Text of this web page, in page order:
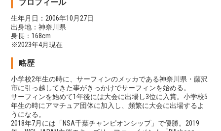
プロフィール
生年月日：2006年10月27日
出身地：神奈川県
身長：168cm
※2023年4月現在
略歴
小学校2年生の時に、サーフィンのメッカである神奈川県・藤沢
市に引っ越してきた事がきっかけでサーフィンを始める。
サーフィンを始めて1年後には大会に出場し3位に入賞。小学校5
年生の時にアマチュア団体に加入し、頻繁に大会に出場するよ
うになる。
2018年7月には「 NSA千葉チャンピオンシップ」で優勝。 2019